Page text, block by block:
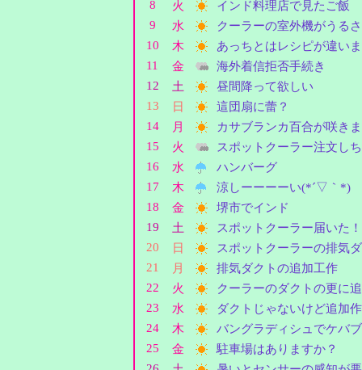
8
火
インド料理店で見たご飯
9
水
クーラーの室外機がうる
10
木
あっちとはレシピが違い
11
金
海外着信拒否手続き
12
土
昼間降って欲しい
13
日
這団扇に蕾？
14
月
カサブランカ百合が咲き
15
火
スポットクーラー注文し
16
水
ハンバーグ
17
木
涼しーーーーい(*´▽｀*)
18
金
堺市でインド
19
土
スポットクーラー届いた！
20
日
スポットクーラーの排気
21
月
排気ダクトの追加工作
22
火
クーラーのダクトの更に
23
水
ダクトじゃないけど追加
24
木
バングラディシュでケバブ
25
金
駐車場はありますか？